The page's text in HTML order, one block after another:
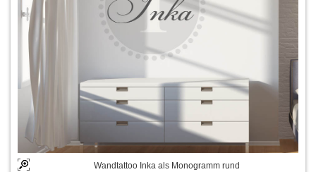
Wandtattoo Inka als Monogramm rund